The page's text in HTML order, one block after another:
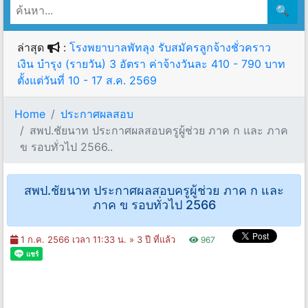
🔍
ล่าสุด : โรงพยาบาลพัทลุง รับสมัครลูกจ้างชั่วคราว
เงิน บำรุง (รายวัน) 3 อัตรา ค่าจ้างวันละ 410 - 790 บาท
ตั้งแต่วันที่ 10 - 17 ส.ค. 2569
Home
ประกาศผลสอบ
สพป.ชัยนาท ประกาศผลสอบครูผู้ช่วย ภาค ก และ ภาค
ข รอบทั่วไป 2566..
สพป.ชัยนาท ประกาศผลสอบครูผู้ช่วย ภาค ก และ
ภาค ข รอบทั่วไป 2566
1 ก.ค. 2566 เวลา 11:33 น. » 3 ปี ที่แล้ว 967